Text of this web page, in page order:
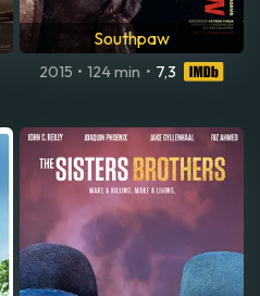
Southpaw
2015 • 124 min • 7,3